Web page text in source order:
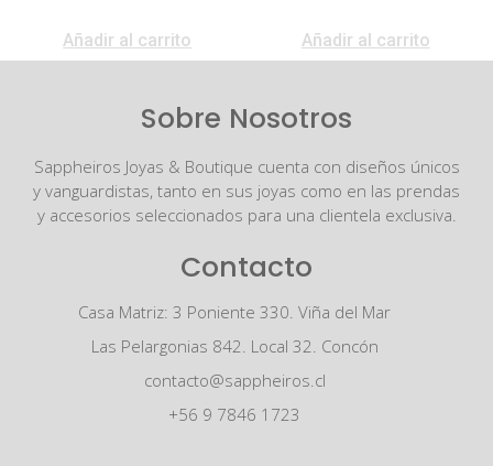
Añadir al carrito
Añadir al carrito
Sobre Nosotros
Sappheiros Joyas & Boutique cuenta con diseños únicos
y vanguardistas, tanto en sus joyas como en las prendas
y accesorios seleccionados para una clientela exclusiva.
Contacto
Casa Matriz: 3 Poniente 330. Viña del Mar
Las Pelargonias 842. Local 32. Concón
contacto@sappheiros.cl
+56 9 7846 1723